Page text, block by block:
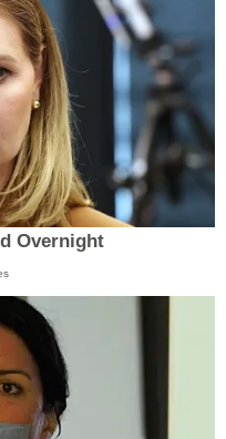
Overnight